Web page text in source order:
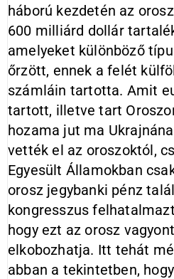
háború kezdetén az
600 milliárd dollár
amelyeket különböző
őrzött, ennek a felét
számláin tartotta. Amit
tartott, illetve tart
hozama jut ma
vették el az oroszoktól,
Egyesült Államokban
orosz jegybanki pénz
kongresszus
hogy ezt az orosz
elkobozhatja. Itt tehát
abban a tekintetben,